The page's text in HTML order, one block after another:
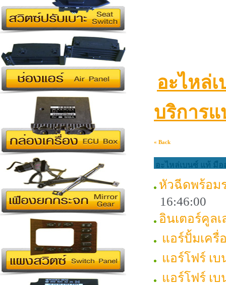
อะไหล่
บริการ
« Back
อะไหล่เบนซ์ แท้ มือ
หัวฉีดพร้อม
16:46:00
อินเตอร์คูลเ
แอร์ปั้มเครื่
แอร์โฟร์ เบ
แอร์โฟร์ เบ